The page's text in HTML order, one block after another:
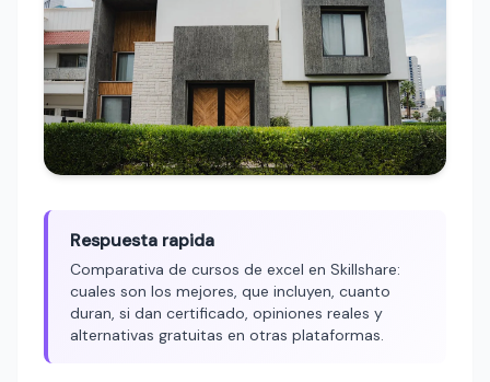
Respuesta rapida
Comparativa de cursos de excel en Skillshare:
cuales son los mejores, que incluyen, cuanto
duran, si dan certificado, opiniones reales y
alternativas gratuitas en otras plataformas.